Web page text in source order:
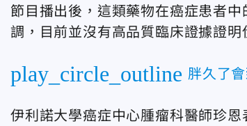
節目播出後，這類藥物在癌症患者
調，目前並沒有高品質臨床證據證
play_circle_outline 胖久了
伊利諾大學癌症中心腫瘤科醫師珍